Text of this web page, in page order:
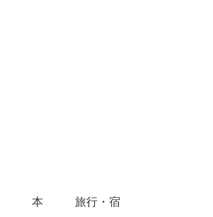
本 旅行・宿